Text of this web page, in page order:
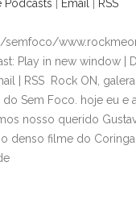
Podcasts Email RSS
semfoco/
Play in new window |
| RSS Rock ON,
Sem Foco. hoje eu e
nosso querido
denso filme do